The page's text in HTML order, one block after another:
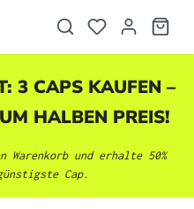
3 CAPS KAUFEN –
HALBEN PREIS!
und erhalte 50%
Cap.